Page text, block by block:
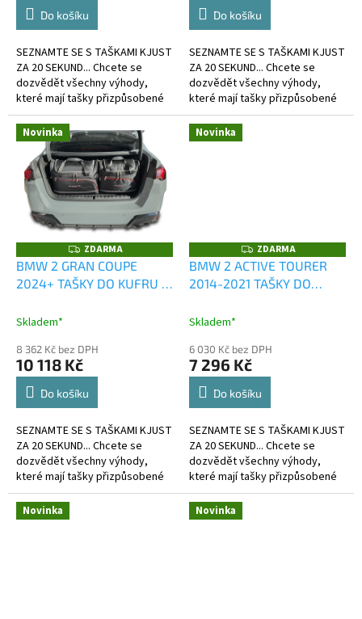
Do košíku
SEZNAMTE SE S TAŠKAMI KJUST
ZA 20 SEKUND... Chcete se
dozvědět všechny výhody,
které mají tašky přizpůsobené
kufru?
Do košíku
SEZNAMTE SE S TAŠKAMI KJUST
ZA 20 SEKUND... Chcete se
dozvědět všechny výhody,
které mají tašky přizpůsobené
kufru?
Novinka
Z
D
A
R
ZDARMA
BMW 2 GRAN COUPE
2024+ TAŠKY DO KUFRU 5
Skladem*
8 362 Kč bez DPH
10 118 Kč
Do košíku
SEZNAMTE SE S TAŠKAMI KJUST
ZA 20 SEKUND... Chcete se
dozvědět všechny výhody,
které mají tašky přizpůsobené
kufru?
Novinka
Z
D
A
R
ZDARMA
BMW 2 ACTIVE TOURER
2014-2021 TAŠKY DO
Skladem*
6 030 Kč bez DPH
7 296 Kč
Do košíku
SEZNAMTE SE S TAŠKAMI KJUST
ZA 20 SEKUND... Chcete se
dozvědět všechny výhody,
které mají tašky přizpůsobené
kufru?
Novinka Novinka